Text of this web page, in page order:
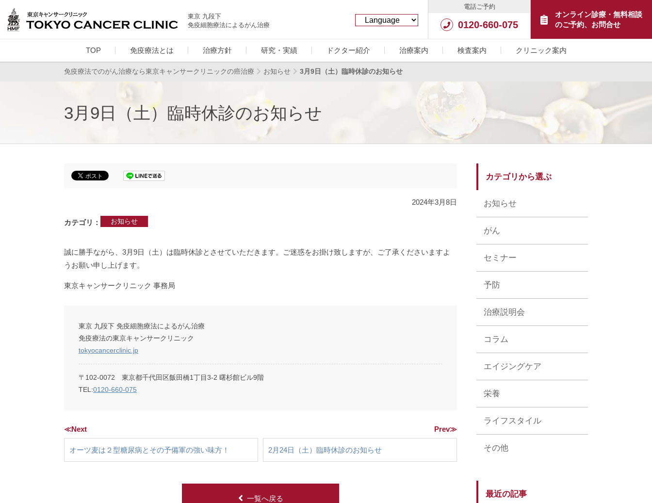
東京 九段下
免疫細胞療法によるがん治療
電話ご予約
0120-660-075
オンライン診療・無料相談
のご予約、お問合せ
TOP 免疫療法とは 治療方針 研究・実績 ドクター紹介 治療案内 検査案内 クリニック案内
免疫療法でのがん治療なら東京キャンサークリニックの癌治療 お知らせ 3月9日（土）臨時休診のお知らせ
3月9日（土）臨時休診のお知らせ
2024年3月8日
カテゴリ お知らせ
誠に勝手ながら、3月9日（土）は臨時休診とさせていただきます。ご迷惑をお掛け致しますが、ご了承くださいますよ
うお願い申し上げます。
東京キャンサークリニック 事務局
東京 九段下 免疫細胞療法によるがん治療
免疫療法の東京キャンサークリニック
tokyocancerclinic.jp
〒102-0072 東京都千代田区飯田橋1丁目3-2 曙杉館ビル9階
TEL:0120-660-075
≪Next
オーツ麦は２型糖尿病とその予備軍の強い味方！
Prev≫
2月24日（土）臨時休診のお知らせ
一覧へ戻る
カテゴリから選ぶ
お知らせ
がん
セミナー
予防
治療説明会
コラム
エイジングケア
栄養
ライフスタイル
その他
最近の記事